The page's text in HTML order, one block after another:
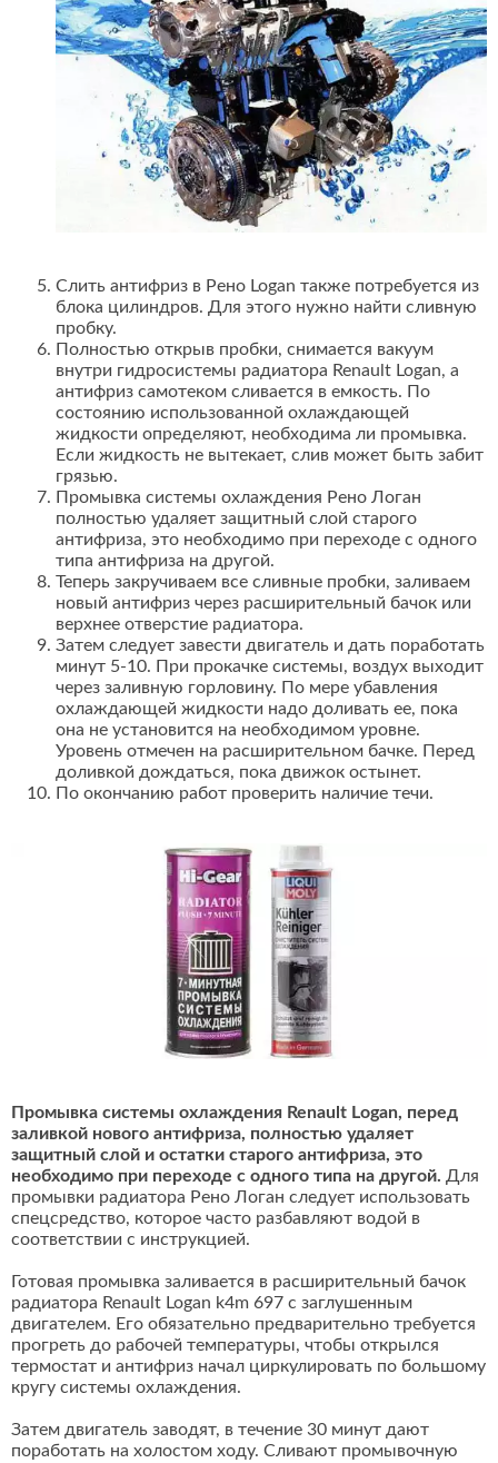
Слить антифриз в Рено Logan также потребуется из
блока цилиндров. Для этого нужно найти сливную
пробку.
Полностью открыв пробки, снимается вакуум
внутри гидросистемы радиатора Renault Logan, а
антифриз самотеком сливается в емкость. По
состоянию использованной охлаждающей
жидкости определяют, необходима ли промывка.
Если жидкость не вытекает, слив может быть забит
грязью.
Промывка системы охлаждения Рено Логан
полностью удаляет защитный слой старого
антифриза, это необходимо при переходе с одного
типа антифриза на другой.
Теперь закручиваем все сливные пробки, заливаем
новый антифриз через расширительный бачок или
верхнее отверстие радиатора.
Затем следует завести двигатель и дать поработать
минут 5-10. При прокачке системы, воздух выходит
через заливную горловину. По мере убавления
охлаждающей жидкости надо доливать ее, пока
она не установится на необходимом уровне.
Уровень отмечен на расширительном бачке. Перед
доливкой дождаться, пока движок остынет.
По окончанию работ проверить наличие течи.
Промывка системы охлаждения Renault Logan, перед
заливкой нового антифриза, полностью удаляет
защитный слой и остатки старого антифриза, это
необходимо при переходе с одного типа на другой. Для
промывки радиатора Рено Логан следует использовать
спецсредство, которое часто разбавляют водой в
соответствии с инструкцией.
Готовая промывка заливается в расширительный бачок
радиатора Renault Logan k4m 697 с заглушенным
двигателем. Его обязательно предварительно требуется
прогреть до рабочей температуры, чтобы открылся
термостат и антифриз начал циркулировать по большому
кругу системы охлаждения.
Затем двигатель заводят, в течение 30 минут дают
поработать на холостом ходу. Сливают промывочную